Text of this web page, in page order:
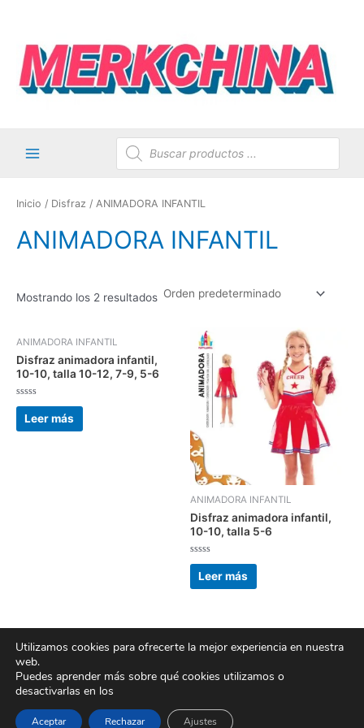
contenido
Menu
Búsqueda
de
productos
Inicio / Disfraz / ANIMADORA INFANTIL
ANIMADORA INFANTIL
Mostrando los 2 resultados
ANIMADORA INFANTIL
Disfraz animadora infantil,
10-10, talla 10-12, 7-9, 5-6
Valorado
con
de
Leer más
ANIMADORA INFANTIL
Disfraz animadora infantil,
10-10, talla 5-6
Valorado
con
de
Leer más
Copyright © 2026 Bazar chino merkachina | Powered by
Utilizamos cookies para ofrecerte la mejor experiencia en nuestra
web.
Puedes aprender más sobre qué cookies utilizamos o
desactivarlas en los
Aceptar Rechazar Ajustes